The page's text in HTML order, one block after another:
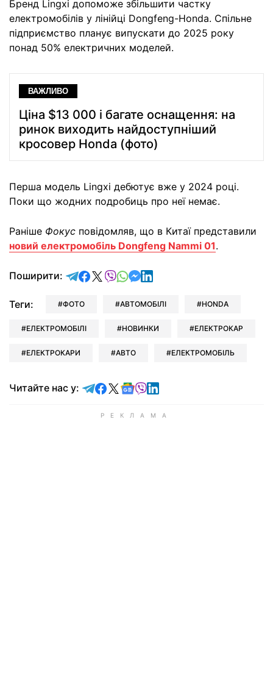
Бренд Lingxi допоможе збільшити частку
електромобілів у лінійці Dongfeng-Honda. Спільне
підприємство планує випускати до 2025 року
понад 50% електричних моделей.
ВАЖЛИВО
Ціна $13 000 і багате оснащення: на
ринок виходить найдоступніший
кросовер Honda (фото)
Перша модель Lingxi дебютує вже у 2024 році.
Поки що жодних подробиць про неї немає.
Раніше Фокус повідомляв, що в Китаї представили
новий електромобіль Dongfeng Nammi 01.
Поширити: відправити у Telegram
поділитись у Facebook
поділитись у X
відправити у Viber
відправити у Whatsapp
відправити у Messenger
відправити у LinkedIn
Теги: ФОТО АВТОМОБІЛІ HONDA
ЕЛЕКТРОМОБІЛІ НОВИНКИ ЕЛЕКТРОКАР
ЕЛЕКТРОКАРИ АВТО ЕЛЕКТРОМОБІЛЬ
Читайте нас у: Читайте у Telegram
Читайте у Facebook
Читайте у X
Читайте у Google news
Читайте у Viber
Читайте у LinkedIn